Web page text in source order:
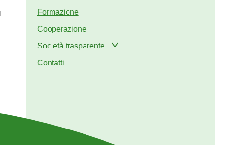
Formazione
Cooperazione
Società trasparente
Contatti